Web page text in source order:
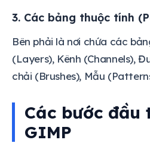
3. Các bảng thuộc tính
Bên phải là nơi chứa các
(Layers), Kênh (Channels),
chải (Brushes), Mẫu
Các bước đầu
GIMP